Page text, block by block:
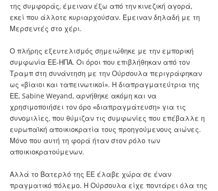
της συμφοράς, έμειναν έξω από την κινεζική αγορά,
εκεί που άλλοτε κυριαρχούσαν. Έμειναν δηλαδή με τη
Μερσεντές στο χέρι.
Ο πλήρης εξευτελισμός σημειώθηκε με την εμπορική
συμφωνία ΕΕ-ΗΠΑ. Οι όροι που επιβλήθηκαν από τον
Τραμπ στη συνάντηση με την Ούρσουλα περιγράφηκαν
ως «βίαιοι και ταπεινωτικοί». Η διαπραγματεύτρια της
ΕΕ, Sabine Weyand, αρνήθηκε ακόμη και να
χρησιμοποιήσει τον όρο «διαπραγμάτευση» για τις
συνομιλίες, που θύμιζαν τις συμφωνίες που επέβαλλε η
ευρωπαϊκή αποικιοκρατία τους προηγούμενους αιώνες.
Μόνο που αυτή τη φορά ήταν στον ρόλο των
αποικιοκρατούμενων.
Αλλά το Βατερλό της ΕΕ έλαβε χώρα σε έναν
πραγματικό πόλεμο. Η Ούρσουλα είχε ποντάρει όλα της